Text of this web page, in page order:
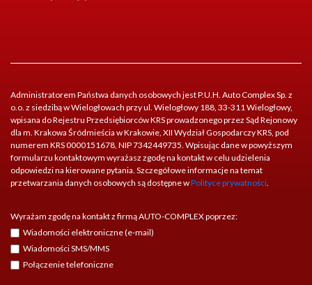
Marka
Administratorem Państwa danych osobowych jest P.U.H. Auto Complex Sp. z
o.o. z siedzibą w Wielogłowach przy ul. Wielogłowy 188, 33-311 Wielogłowy,
wpisana do Rejestru Przedsiębiorców KRS prowadzonego przez Sąd Rejonowy
dla m. Krakowa Śródmieścia w Krakowie, XII Wydział Gospodarczy KRS, pod
numerem KRS 0000151678, NIP 7342449735. Wpisując dane w powyższym
formularzu kontaktowym wyrażasz zgodę na kontakt w celu udzielenia
odpowiedzi na kierowane pytania. Szczegółowe informacje na temat
przetwarzania danych osobowych są dostępne wPolityce prywatności.
Wyrażam zgodę na kontakt z firmą AUTO-COMPLEX poprzez:
Wiadomości elektroniczne (e-mail)
Wiadomości SMS/MMS
Połączenie telefoniczne